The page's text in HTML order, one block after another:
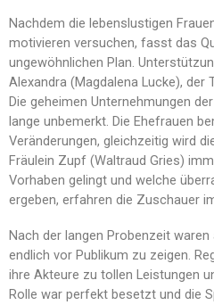
Nachdem die lebenslustigen
motivieren versuchen, fasst das
ungewöhnlichen Plan.
Alexandra (Magdalena Lucke), der
Die geheimen Unternehmungen
lange unbemerkt. Die Ehefrauen
Veränderungen, gleichzeitig wird
Fräulein Zupf (Waltraud Gries)
Vorhaben gelingt und welche
ergeben, erfahren die Zuschauer
Nach der langen Probenzeit
endlich vor Publikum zu zeigen.
ihre Akteure zu tollen Leistungen
Rolle war perfekt besetzt und die